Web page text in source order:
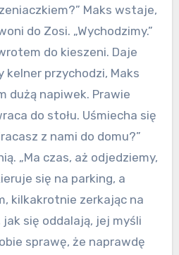
Maks wstaje,
do Zosi. „Wychodzimy.”
do kieszeni. Daje
kelner przychodzi, Maks
dużą napiwek. Prawie
do stołu. Uśmiecha się
z nami do domu?”
„Ma czas, aż odjedziemy,
się na parking, a
kilkakrotnie zerkając na
się oddalają, jej myśli
sprawę, że naprawdę